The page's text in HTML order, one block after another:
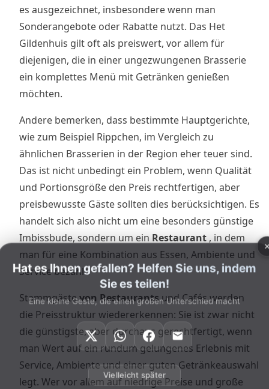
es ausgezeichnet, insbesondere wenn man
Sonderangebote oder Rabatte nutzt. Das Het
Gildenhuis gilt oft als preiswert, vor allem für
diejenigen, die in einer ungezwungenen Brasserie
ein komplettes Menü mit Getränken genießen
möchten.
Andere bemerken, dass bestimmte Hauptgerichte,
wie zum Beispiel Rippchen, im Vergleich zu
ähnlichen Brasserien in der Region eher teuer sind.
Das ist nicht unbedingt ein Problem, wenn Qualität
und Portionsgröße den Preis rechtfertigen, aber
preisbewusste Gäste sollten dies berücksichtigen. Es
handelt sich also nicht um eine besonders günstige
Imbissbude, sondern um ein Restaurant , in dem
man für eine Kombination aus Essen, Ambiente und
Service bezahlt.
Stammgästevon Restaurantsund Cafés werden
die Preisstruktur wiedererkennen: Sie ist zwar nicht
die günstigste, aber durchaus gerechtfertigt, wenn
man Wert auf ein rundum gelungenes Erlebnis mit
Service, Ambiente und einer guten Getränkeauswahl
legt. Wer vor allem auf niedrige Preise und große
Hat es Ihnen gefallen? Helfen Sie uns, indem
Sie es teilen!
Eine kleine Geste, die einen großen Unterschied macht
Vielleicht später